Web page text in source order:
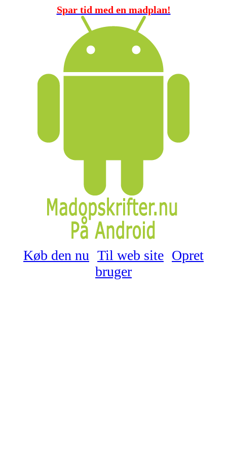
Spar tid med en madplan!
Køb den nu Til web site Opret
bruger